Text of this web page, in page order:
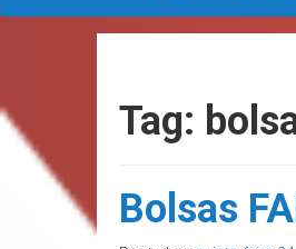
Tag:
Bolsas